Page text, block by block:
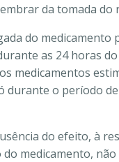
da tomada do
do medicamento
as 24 horas
medicamentos
durante o período
do efeito, à
medicamento, não